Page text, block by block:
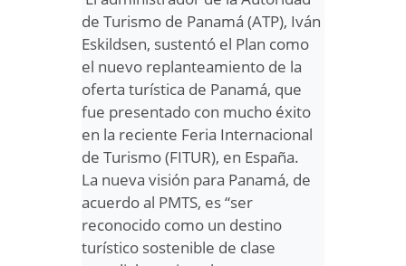
de Turismo de Panamá (ATP), Iván
Eskildsen, sustentó el Plan como
el nuevo replanteamiento de la
oferta turística de Panamá, que
fue presentado con mucho éxito
en la reciente Feria Internacional
de Turismo (FITUR), en España.
La nueva visión para Panamá, de
acuerdo al PMTS, es “ser
reconocido como un destino
turístico sostenible de clase